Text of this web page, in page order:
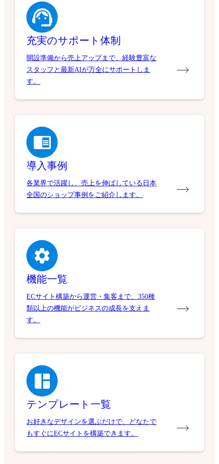
充実のサポート体制
開設準備から売上アップまで、経験豊富な
スタッフと最新AIが万全にサポートしま
す。
導入事例
各業界で活躍し、売上を伸ばしている日本
全国のショップ事例をご紹介します。
機能一覧
ECサイト構築から運営・集客まで、350種
類以上の機能がビジネスの成長を支えま
す。
テンプレート一覧
お好きなデザインを選ぶだけで、どなたで
もすぐにECサイトを構築できます。